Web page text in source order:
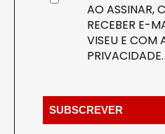
AO ASSINAR,
RECEBER E-
VISEU E COM
PRIVACIDADE.